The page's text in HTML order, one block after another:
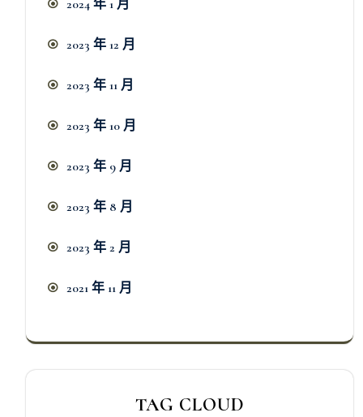
2024 年 1 月
2023 年 12 月
2023 年 11 月
2023 年 10 月
2023 年 9 月
2023 年 8 月
2023 年 2 月
2021 年 11 月
TAG CLOUD